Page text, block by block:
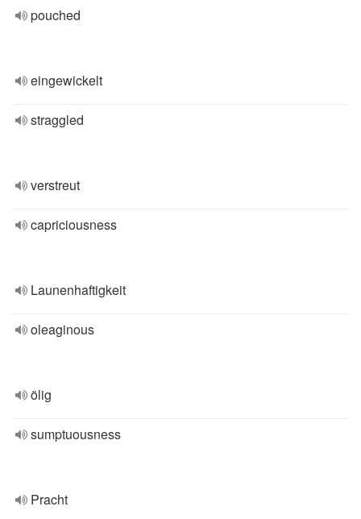
pouched
eingewickelt
straggled
verstreut
capriciousness
Launenhaftigkeit
oleaginous
ölig
sumptuousness
Pracht